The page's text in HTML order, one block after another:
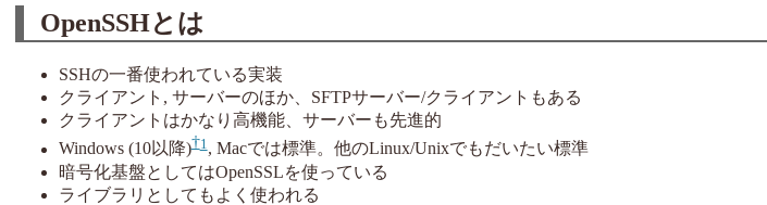
OpenSSHとは
SSHの一番使われている実装
クライアント, サーバーのほか、SFTPサーバー/クライアントもある
クライアントはかなり高機能、サーバーも先進的
Windows (10以降) 1, Macでは標準。他のLinux/Unixでもだいたい標準
暗号化基盤としてはOpenSSLを使っている
ライブラリとしてもよく使われる